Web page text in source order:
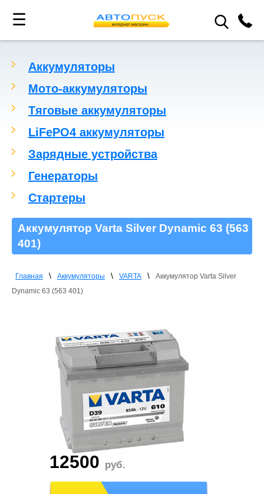
☰
Аккумуляторы
Мото-аккумуляторы
Тяговые аккумуляторы
LiFePO4 аккумуляторы
Зарядные устройства
Генераторы
Стартеры
Аккумулятор Varta Silver Dynamic 63 (563
401)
Главная \ Аккумуляторы \ VARTA \
Аккумулятор Varta Silver
Dynamic 63 (563 401)
12500 руб.